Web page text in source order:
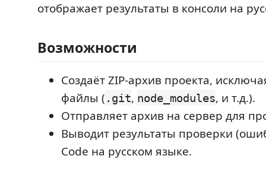
отображает результаты в консоли на
Возможности
Создаёт ZIP-архив проекта,
файлы ( .git, node_modules, и т.д.).
Отправляет архив на сервер для
Выводит результаты проверки
Code на русском языке.